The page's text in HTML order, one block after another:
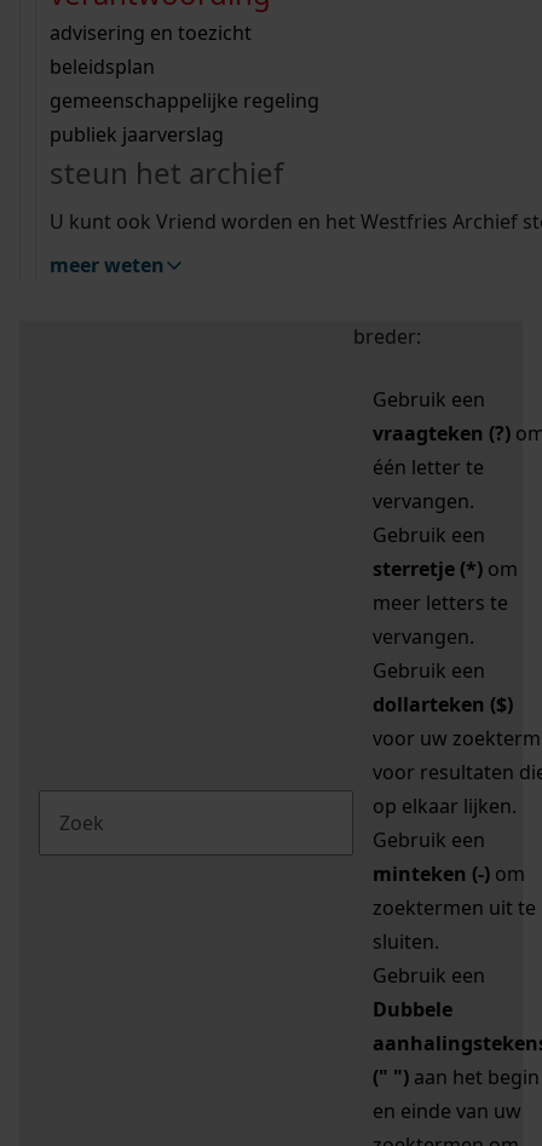
bouwvergunningen
omgevingsvergunningen
vergunningen
beeld en geluid
uitleg nodig?
Wij helpen u op weg met een aantal zoektips.
bekijk alle zoektips
Wij helpen u op weg met een aantal zoektips.
bekijk alle zoektips
bekijk ons geschiedenislokaal
advisering en toezicht
beleidsplan
gemeenschappelijke regeling
publiek jaarverslag
steun het archief
U kunt ook Vriend worden en het Westfries Archief
meer weten
zoektips
Mijn Studiezaal (inloggen)
uw zoekopdracht te
breder:
Gebruik een
vraagteken (?)
één letter te
vervangen.
Gebruik een
sterretje (*) om
meer letters te
vervangen.
Gebruik een
dollarteken ($)
voor uw zoekterm
voor resultaten
op elkaar lijken.
Gebruik een
minteken (-) om
zoektermen uit te
sluiten.
Gebruik een
Dubbele
(" ") aan het begin
en einde van uw